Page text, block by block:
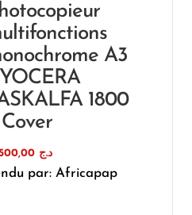
A3
1800
د.ج
par: Africapap